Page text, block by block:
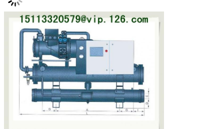
Deja un mensaje
¡Te llamaremos pronto!